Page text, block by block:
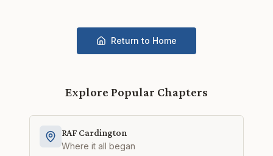
Return to Home
Explore Popular Chapters
RAF Cardington
Where it all began